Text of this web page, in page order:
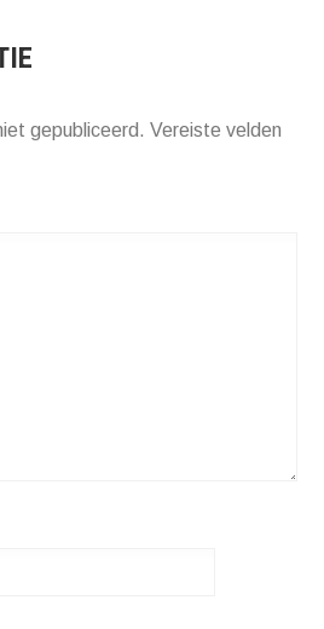
gepubliceerd. Vereiste velden